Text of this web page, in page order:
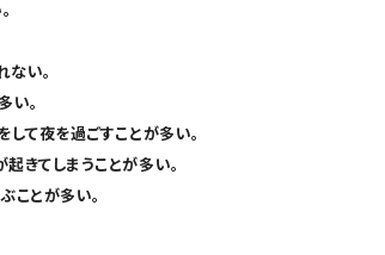
い。
い。
て夜を過ごすことが多い。
きてしまうことが多い。
ことが多い。